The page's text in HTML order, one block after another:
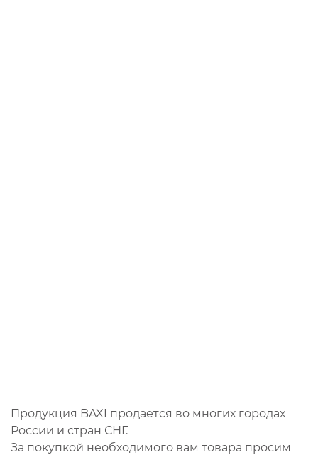
Продукция BAXI продается во многих городах
России и стран СНГ.
За покупкой необходимого вам товара просим